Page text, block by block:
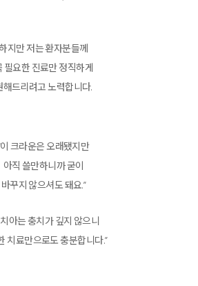
지만 저는 환자분들께
필요한 진료만 정직하게
해드리려고 노력합니다.
이 크라운은 오래됐지만
아직 쓸만하니까 굳이
바꾸지 않으셔도 돼요.”
치아는 충치가 깊지 않으니
치료만으로도 충분합니다.”